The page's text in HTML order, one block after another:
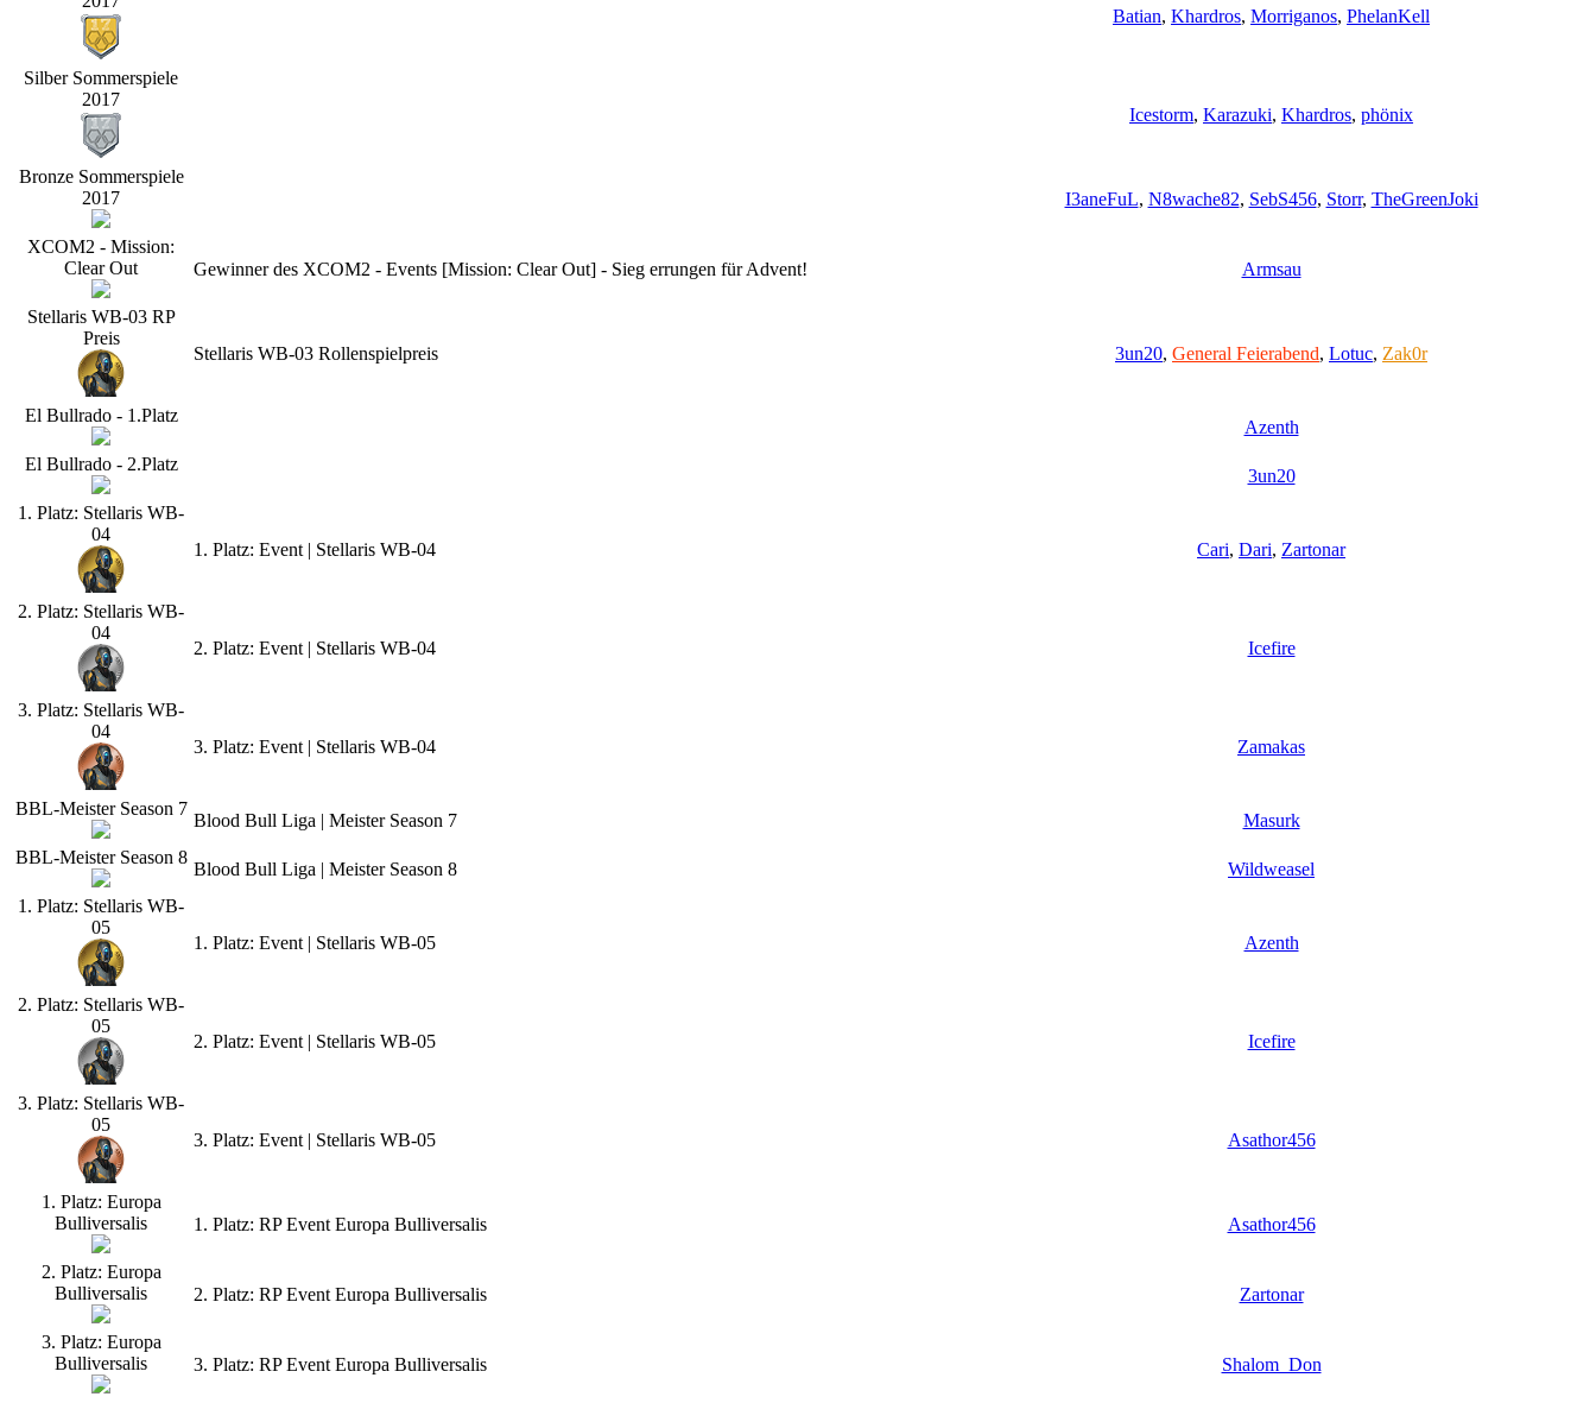
Batian, Khardros, Morriganos, PhelanKell
Silber Sommerspiele
2017
Icestorm, Karazuki, Khardros, phönix
Bronze Sommerspiele
2017
I3aneFuL, N8wache82, SebS456, Storr, TheGreenJoki
XCOM2 - Mission:
Clear Out
Gewinner des XCOM2 - Events [Mission: Clear Out] - Sieg errungen für Advent! Armsau
Stellaris WB-03 RP
Preis
Stellaris WB-03 Rollenspielpreis 3un20, General Feierabend, Lotuc, Zak0r
El Bullrado - 1.Platz
Azenth
El Bullrado - 2.Platz
3un20
1. Platz: Stellaris WB-
04
1. Platz: Event | Stellaris WB-04 Cari, Dari, Zartonar
2. Platz: Stellaris WB-
04
2. Platz: Event | Stellaris WB-04 Icefire
3. Platz: Stellaris WB-
04
3. Platz: Event | Stellaris WB-04 Zamakas
BBL-Meister Season 7
Blood Bull Liga | Meister Season 7
Masurk
BBL-Meister Season 8
Blood Bull Liga | Meister Season 8
Wildweasel
1. Platz: Stellaris WB-
05
1. Platz: Event | Stellaris WB-05 Azenth
2. Platz: Stellaris WB-
05
2. Platz: Event | Stellaris WB-05 Icefire
3. Platz: Stellaris WB-
05
3. Platz: Event | Stellaris WB-05 Asathor456
1. Platz: Europa
Bulliversalis
1. Platz: RP Event Europa Bulliversalis Asathor456
2. Platz: Europa
Bulliversalis
2. Platz: RP Event Europa Bulliversalis Zartonar
3. Platz: Europa
Bulliversalis
3. Platz: RP Event Europa Bulliversalis Shalom_Don